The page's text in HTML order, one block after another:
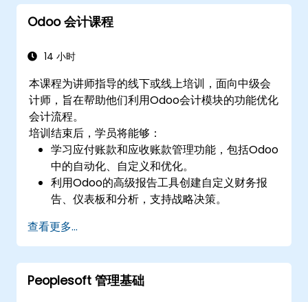
Odoo 会计课程
14 小时
本课程为讲师指导的线下或线上培训，面向中级会
计师，旨在帮助他们利用Odoo会计模块的功能优化
会计流程。
培训结束后，学员将能够：
学习应付账款和应收账款管理功能，包括Odoo
中的自动化、自定义和优化。
利用Odoo的高级报告工具创建自定义财务报
告、仪表板和分析，支持战略决策。
预算控制。
制定最佳实践，管理敏感财务数据，设置用户
权限，并遵守审计要求。
查看更多...
Peoplesoft 管理基础